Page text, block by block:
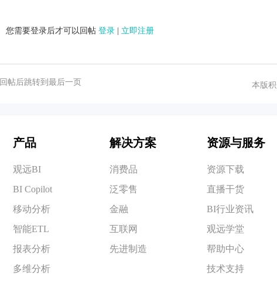
您需要登录后才可以回帖 登录 立即注册
本版
回帖后跳转到最后一页
产品
观远BI
BI Copilot
移动分析
智能ETL
报表分析
多维分析
解决方案
消费品
泛零售
金融
互联网
先进制造
资源与服务
资源下载
直播干货
BI行业资讯
观远学堂
帮助中心
技术支持